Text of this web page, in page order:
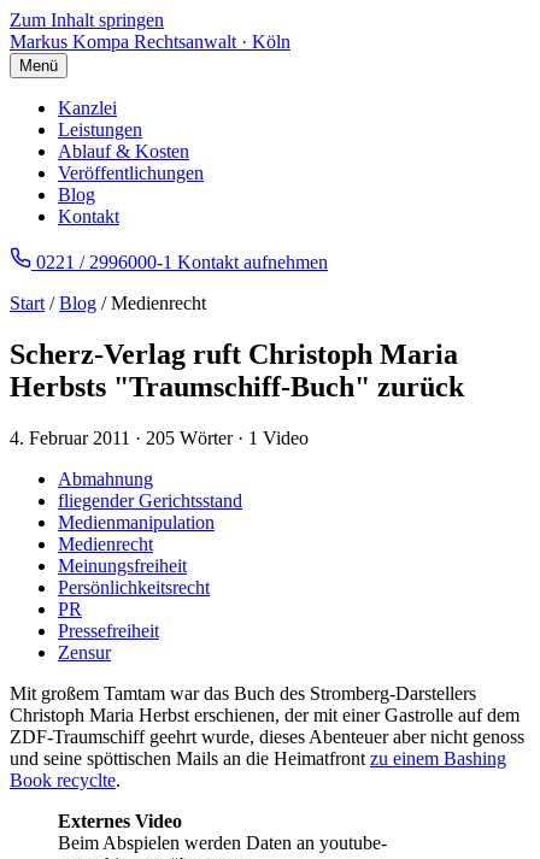
Zum Inhalt springen
Markus Kompa Rechtsanwalt · Köln
Menü
Kanzlei
Leistungen
Ablauf & Kosten
Veröffentlichungen
Blog
Kontakt
0221 / 2996000-1 Kontakt aufnehmen
Start /Blog / Medienrecht
Scherz-Verlag ruft Christoph Maria
Herbsts "Traumschiff-Buch" zurück
4. Februar 2011 · 205 Wörter · 1 Video
Abmahnung
fliegender Gerichtsstand
Medienmanipulation
Medienrecht
Meinungsfreiheit
Persönlichkeitsrecht
PR
Pressefreiheit
Zensur
Mit großem Tamtam war das Buch des Stromberg-Darstellers
Christoph Maria Herbst erschienen, der mit einer Gastrolle auf dem
ZDF-Traumschiff geehrt wurde, dieses Abenteuer aber nicht genoss
und seine spöttischen Mails an die Heimatfront zu einem Bashing
Book recyclte.
Externes Video
Beim Abspielen werden Daten an youtube-